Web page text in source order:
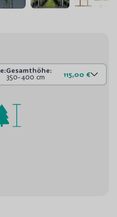
Gesamthöhe:
350-400 cm 115,00 €